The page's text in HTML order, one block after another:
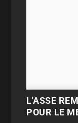
L'ASSE
POUR LE